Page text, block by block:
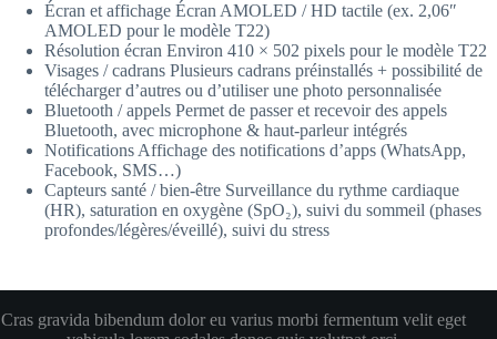
Écran et affichage Écran AMOLED / HD tactile (ex. 2,06″
AMOLED pour le modèle T22)
Résolution écran Environ 410 × 502 pixels pour le modèle T22
Visages / cadrans Plusieurs cadrans préinstallés + possibilité de
télécharger d’autres ou d’utiliser une photo personnalisée
Bluetooth / appels Permet de passer et recevoir des appels
Bluetooth, avec microphone & haut‑parleur intégrés
Notifications Affichage des notifications d’apps (WhatsApp,
Facebook, SMS…)
Capteurs santé / bien‑être Surveillance du rythme cardiaque
(HR), saturation en oxygène (SpO₂), suivi du sommeil (phases
profondes/légères/éveillé), suivi du stress
Cras gravida bibendum dolor eu varius morbi fermentum velit eget